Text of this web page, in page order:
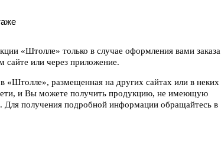
«Штолле» только в случае оформления вами заказа
или через приложение.
«Штолле», размещенная на других сайтах или в неких
и Вы можете получить продукцию, не имеющую
получения подробной информации обращайтесь в